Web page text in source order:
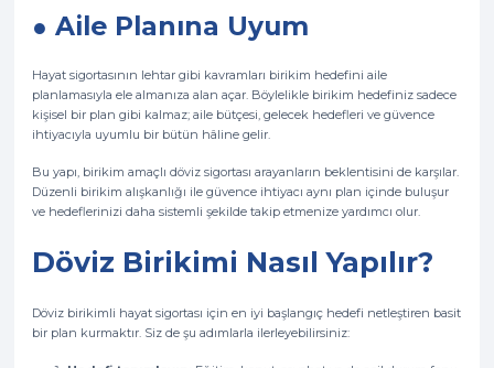
● Aile Planına Uyum
Hayat sigortasının lehtar gibi kavramları birikim hedefini aile
planlamasıyla ele almanıza alan açar. Böylelikle birikim hedefiniz sadece
kişisel bir plan gibi kalmaz; aile bütçesi, gelecek hedefleri ve güvence
ihtiyacıyla uyumlu bir bütün hâline gelir.
Bu yapı, birikim amaçlı döviz sigortası arayanların beklentisini de karşılar.
Düzenli birikim alışkanlığı ile güvence ihtiyacı aynı plan içinde buluşur
ve hedeflerinizi daha sistemli şekilde takip etmenize yardımcı olur.
Döviz Birikimi Nasıl Yapılır?
Döviz birikimli hayat sigortası için en iyi başlangıç hedefi netleştiren basit
bir plan kurmaktır. Siz de şu adımlarla ilerleyebilirsiniz: